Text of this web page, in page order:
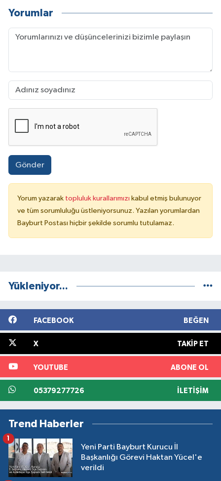
Yorumlar
Gönder
Yorum yazarak topluluk kurallarımızı kabul etmiş bulunuyor
ve tüm sorumluluğu üstleniyorsunuz. Yazılan yorumlardan
Bayburt Postası hiçbir şekilde sorumlu tutulamaz.
Yükleniyor...
FACEBOOK BEĞEN
X TAKIP ET
YOUTUBE ABONE OL
05379277726 İLETIŞIM
Trend Haberler
Yeni Parti Bayburt Kurucu İl
Başkanlığı Görevi Haktan Yücel'e
verildi
1